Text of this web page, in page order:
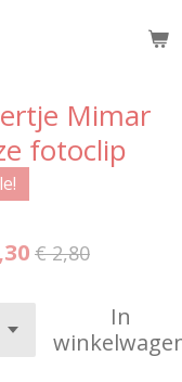
Mimar
fotoclip
€ 2,80
In